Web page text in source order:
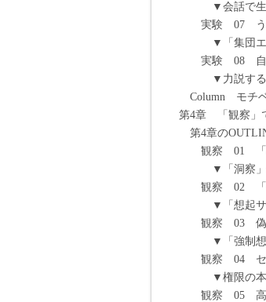
▼会話で生ま
実験 07 うわ
▼「集団エゴ
実験 08 自分
▼力説するよ
Column モチベ
第4章 「観察」
第4章の
観察 01 「ひ
▼「洞察」
観察 02 「そ
▼「想起サイ
観察 03 偽り
▼「強制想起
観察 04 セク
▼権限の本質
観察 05 高学